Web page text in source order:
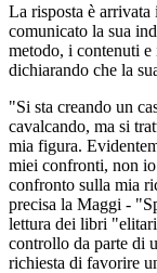
La risposta è arrivata
comunicato la sua
metodo, i contenuti
dichiarando che la
"Si sta creando un
cavalcando, ma si
mia figura.
miei confronti, non io
confronto sulla mia
precisa la Maggi -
lettura dei libri
controllo da parte di
richiesta di favorire